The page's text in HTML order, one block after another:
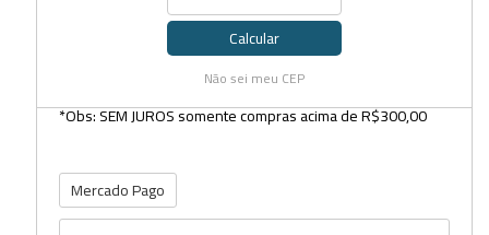
Calcular
Não sei meu CEP
*Obs: SEM JUROS somente compras acima de R$300,00
Mercado Pago